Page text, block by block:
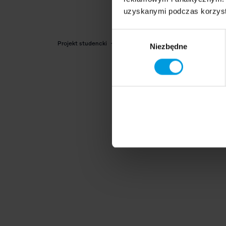
uzyskanymi podczas
zgody
Niezbędne
Projekt studencki